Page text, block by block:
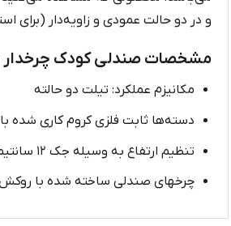
و در دو حالت عمودی و زاویه‌دار (برای
مشخصات صندلی کودک
مکانیزم عملکرد: تیلت دو حالته
دسته‌ها ثابت فلزی کروم کاری شده
تنظیم ارتفاع به وسیله جک ۱۲ سانتیمتری
چرخهای صندلی ساخته شده با